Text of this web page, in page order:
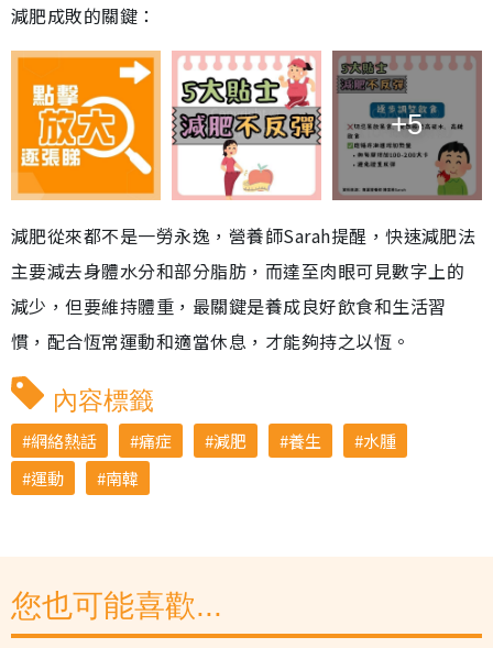
減肥成敗的關鍵：
+5
減肥從來都不是一勞永逸，營養師Sarah提醒，快速減肥法
主要減去身體水分和部分脂肪，而達至肉眼可見數字上的
減少，但要維持體重，最關鍵是養成良好飲食和生活習
慣，配合恆常運動和適當休息，才能夠持之以恆。
內容標籤
網絡熱話 痛症 減肥 養生
水腫
運動
南韓
您也可能喜歡...